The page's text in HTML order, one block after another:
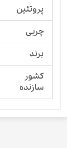
پروتئین
چربی
برند
کشور
سازنده